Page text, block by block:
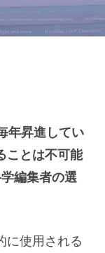
年昇進してい
ことは不可能
編集者の選
に使用される